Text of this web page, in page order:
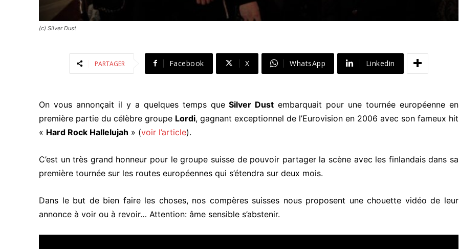
(c) Silver Dust
PARTAGER Facebook X WhatsApp Linkedin
On vous annonçait il y a quelques temps queSilver Dust embarquait pour une tournée européenne en
première partie du célèbre groupe Lordi, gagnant exceptionnel de l’Eurovision en 2006 avec son fameux hit
« Hard Rock Hallelujah » (voir l’article).
C’est un très grand honneur pour le groupe suisse de pouvoir partager la scène avec les finlandais dans sa
première tournée sur les routes européennes qui s’étendra sur deux mois.
Dans le but de bien faire les choses, nos compères suisses nous proposent une chouette vidéo de leur
annonce à voir ou à revoir… Attention: âme sensible s’abstenir.